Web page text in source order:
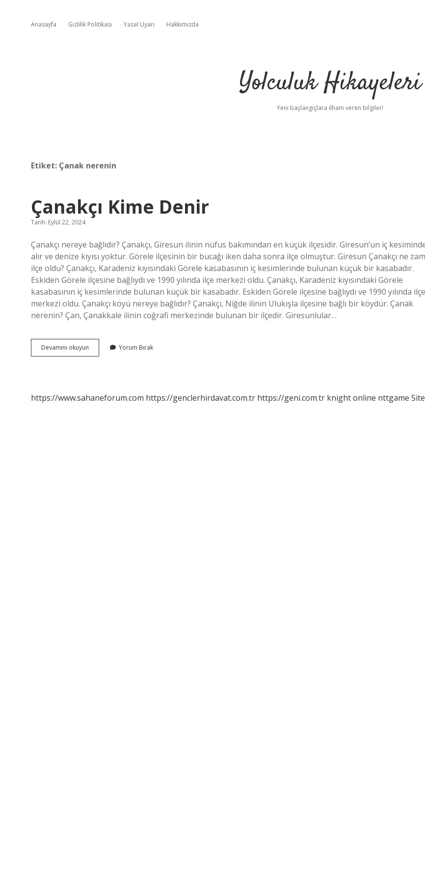
Anasayfa Gizlilik Politikası Yasal Uyarı Hakkımızda
Yolculuk Hikayeleri
Yeni başlangıçlara ilham veren bilgiler!
Etiket: Çanak nerenin
Çanakçı Kime Denir
Tarih: Eylül 22, 2024
Çanakçı nereye bağlıdır? Çanakçı, Giresun ilinin nüfus bakımından en küçük ilçesidir. Giresun’un iç
alır ve denize kıyısı yoktur. Görele ilçesinin bir bucağı iken daha sonra ilçe olmuştur. Giresun Çanakçı ne
ilçe oldu? Çanakçı, Karadeniz kıyısındaki Görele kasabasının iç kesimlerinde bulunan küçük bir kasabadır.
Eskiden Görele ilçesine bağlıydı ve 1990 yılında ilçe merkezi oldu. Çanakçı, Karadeniz kıyısındaki Görele
kasabasının iç kesimlerinde bulunan küçük bir kasabadır. Eskiden Görele ilçesine bağlıydı ve 1990 yılında ilçe
merkezi oldu. Çanakçı köyü nereye bağlıdır? Çanakçı, Niğde ilinin Ulukışla ilçesine bağlı bir köydür. Çanak
nerenin? Çan, Çanakkale ilinin coğrafi merkezinde bulunan bir ilçedir. Giresunlular…
Devamını okuyun
Kime
Yorum Bırak
https://www.sahaneforum.com https://genclerhirdavat.com.tr https://geni.com.tr knight online nttgame